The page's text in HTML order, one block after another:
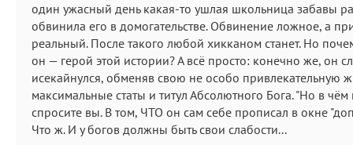
один ужасный день какая-то ушлая школьница забавы
обвинила его в домогательстве. Обвинение ложное, а
реальный. После такого любой хикканом станет. Но
он — герой этой истории? А всё просто: конечно же, он
исекайнулся, обменяв свою не особо привлекательную
максимальные статы и титул Абсолютного Бога. "Но в
спросите вы. В том, ЧТО он сам себе прописал в окне
Что ж. И у богов должны быть свои слабости...